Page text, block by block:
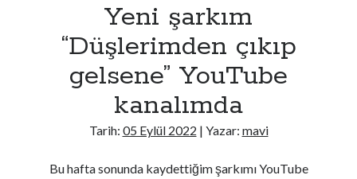
YouTube Kanalımdan Önerilen Video
Yeni şarkım
“Düşlerimden çıkıp
gelsene” YouTube
kanalımda
Tarih: 05 Eylül 2022 | Yazar: mavi
Bu hafta sonunda kaydettiğim şarkımı YouTube